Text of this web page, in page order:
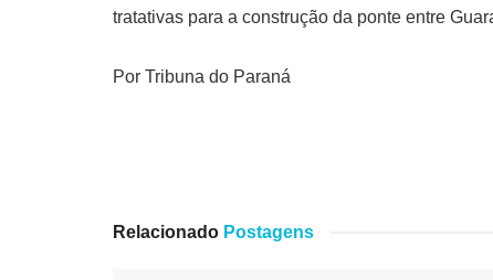
tratativas para a construção da ponte entre
Por Tribuna do Paraná
Relacionado Postagens